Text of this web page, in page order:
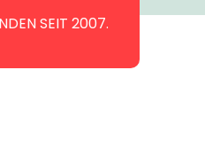
SEIT 2007.